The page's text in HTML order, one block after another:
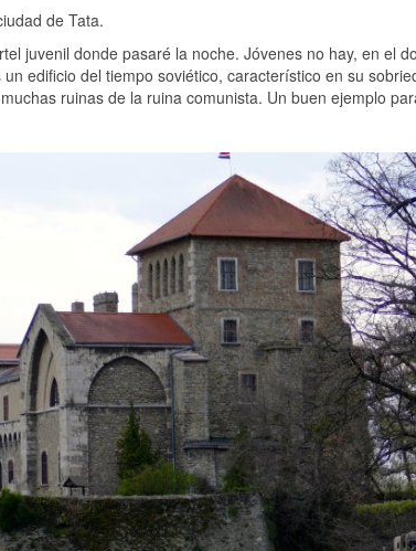
de Tata.
juvenil donde pasaré la noche. Jóvenes no hay, en el
edificio del tiempo soviético, característico en su
ruinas de la ruina comunista. Un buen ejemplo